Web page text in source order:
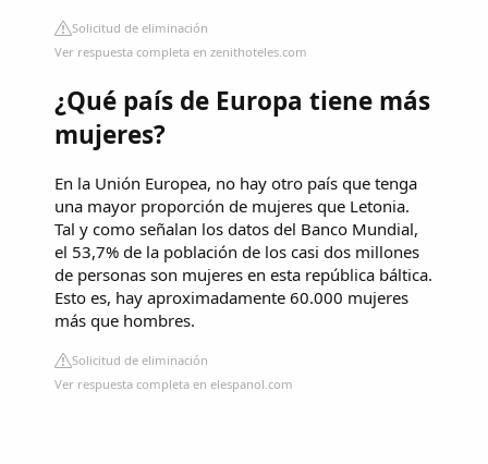
Solicitud de eliminación
Ver respuesta completa en zenithoteles.com
¿Qué país de Europa tiene más
mujeres?
En la Unión Europea, no hay otro país que tenga
una mayor proporción de mujeres que Letonia.
Tal y como señalan los datos del Banco Mundial,
el 53,7% de la población de los casi dos millones
de personas son mujeres en esta república báltica.
Esto es, hay aproximadamente 60.000 mujeres
más que hombres.
Solicitud de eliminación
Ver respuesta completa en elespanol.com